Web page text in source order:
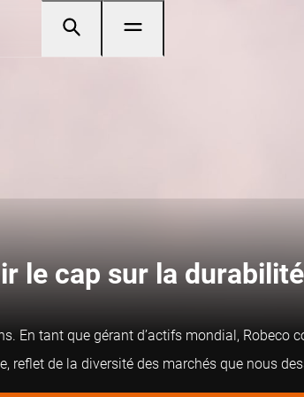
le cap sur la durabilité
En tant que gérant d’actifs mondial,
reflet de la diversité des marchés que nous